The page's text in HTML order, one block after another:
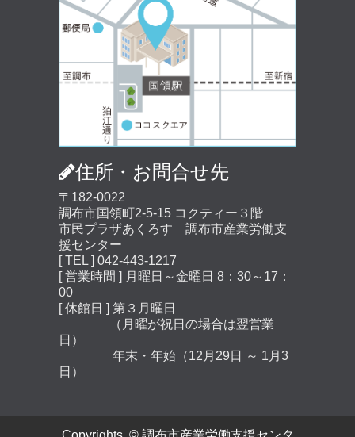
住所・お問合せ先
〒182-0022
調布市国領町2-5-15 コクティー３階
市民プラザあくろす 調布市産業労働支
援センター
[ TEL ] 042-443-1217
[ 営業時間 ] 月曜日～金曜日 8：30～17：
00
[ 休館日 ] 第３月曜日
（月曜が祝日の場合は翌営業
日）
年末・年始（12月29日 ～ 1月3
日）